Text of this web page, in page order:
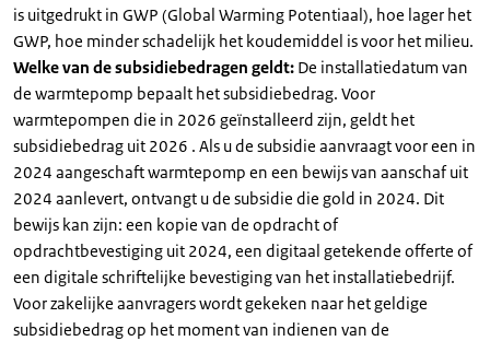
is uitgedrukt in GWP (Global Warming Potentiaal), hoe lager het
GWP, hoe minder schadelijk het koudemiddel is voor het milieu.
Welke van de subsidiebedragen geldt: De installatiedatum van
de warmtepomp bepaalt het subsidiebedrag. Voor
warmtepompen die in 2026 geïnstalleerd zijn, geldt het
subsidiebedrag uit 2026 . Als u de subsidie aanvraagt voor een in
2024 aangeschaft warmtepomp en een bewijs van aanschaf uit
2024 aanlevert, ontvangt u de subsidie die gold in 2024. Dit
bewijs kan zijn: een kopie van de opdracht of
opdrachtbevestiging uit 2024, een digitaal getekende offerte of
een digitale schriftelijke bevestiging van het installatiebedrijf.
Voor zakelijke aanvragers wordt gekeken naar het geldige
subsidiebedrag op het moment van indienen van de